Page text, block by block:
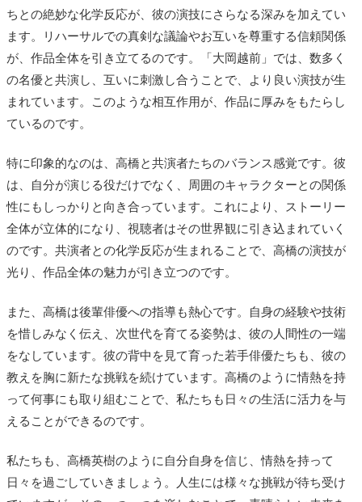
ちとの絶妙な化学反応が、彼の演技にさらなる深みを加えてい
ます。リハーサルでの真剣な議論やお互いを尊重する信頼関係
が、作品全体を引き立てるのです。「大岡越前」では、数多く
の名優と共演し、互いに刺激し合うことで、より良い演技が生
まれています。このような相互作用が、作品に厚みをもたらし
ているのです。
特に印象的なのは、高橋と共演者たちのバランス感覚です。彼
は、自分が演じる役だけでなく、周囲のキャラクターとの関係
性にもしっかりと向き合っています。これにより、ストーリー
全体が立体的になり、視聴者はその世界観に引き込まれていく
のです。共演者との化学反応が生まれることで、高橋の演技が
光り、作品全体の魅力が引き立つのです。
また、高橋は後輩俳優への指導も熱心です。自身の経験や技術
を惜しみなく伝え、次世代を育てる姿勢は、彼の人間性の一端
をなしています。彼の背中を見て育った若手俳優たちも、彼の
教えを胸に新たな挑戦を続けています。高橋のように情熱を持
って何事にも取り組むことで、私たちも日々の生活に活力を与
えることができるのです。
私たちも、高橋英樹のように自分自身を信じ、情熱を持って
日々を過ごしていきましょう。人生には様々な挑戦が待ち受け